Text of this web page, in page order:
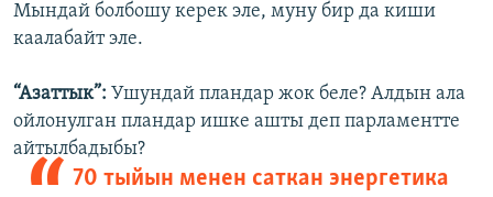
Мындай болбошу керек эле, муну бир да киши
каалабайт эле.
“Азаттык”: Ушундай пландар жок беле? Алдын ала
ойлонулган пландар ишке ашты деп парламентте
айтылбадыбы?
70 тыйын менен саткан энергетика